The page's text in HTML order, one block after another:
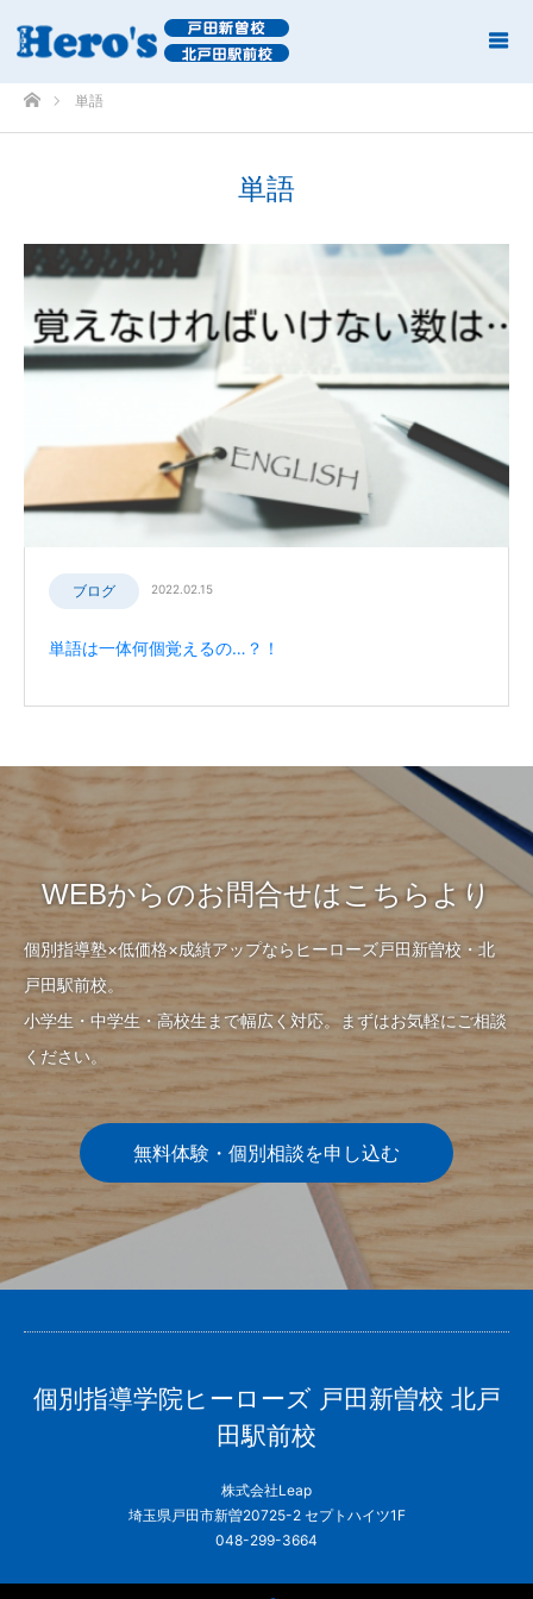
ホーム単語
単語
ブログ 2022.02.15
単語は一体何個覚えるの…？！
WEBからのお問合せはこちらより
個別指導塾×低価格×成績アップならヒーローズ戸田新曽校・北
戸田駅前校。
小学生・中学生・高校生まで幅広く対応。まずはお気軽にご相談
ください。
無料体験・個別相談を申し込む
個別指導学院ヒーローズ 戸田新曽校 北戸
田駅前校
株式会社Leap
埼玉県戸田市新曽20725-2 セプトハイツ1F
048-299-3664